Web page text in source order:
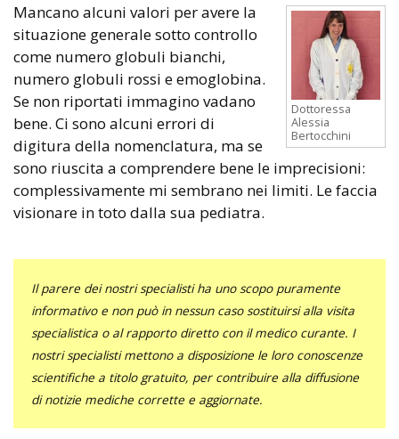
Dottoressa
Alessia
Bertocchini
Mancano alcuni valori per avere la
situazione generale sotto controllo
come numero globuli bianchi,
numero globuli rossi e emoglobina.
Se non riportati immagino vadano
bene. Ci sono alcuni errori di
digitura della nomenclatura, ma se
sono riuscita a comprendere bene le imprecisioni:
complessivamente mi sembrano nei limiti. Le faccia
visionare in toto dalla sua pediatra.
Il parere dei nostri specialisti ha uno scopo puramente
informativo e non può in nessun caso sostituirsi alla visita
specialistica o al rapporto diretto con il medico curante. I
nostri specialisti mettono a disposizione le loro conoscenze
scientifiche a titolo gratuito, per contribuire alla diffusione
di notizie mediche corrette e aggiornate.